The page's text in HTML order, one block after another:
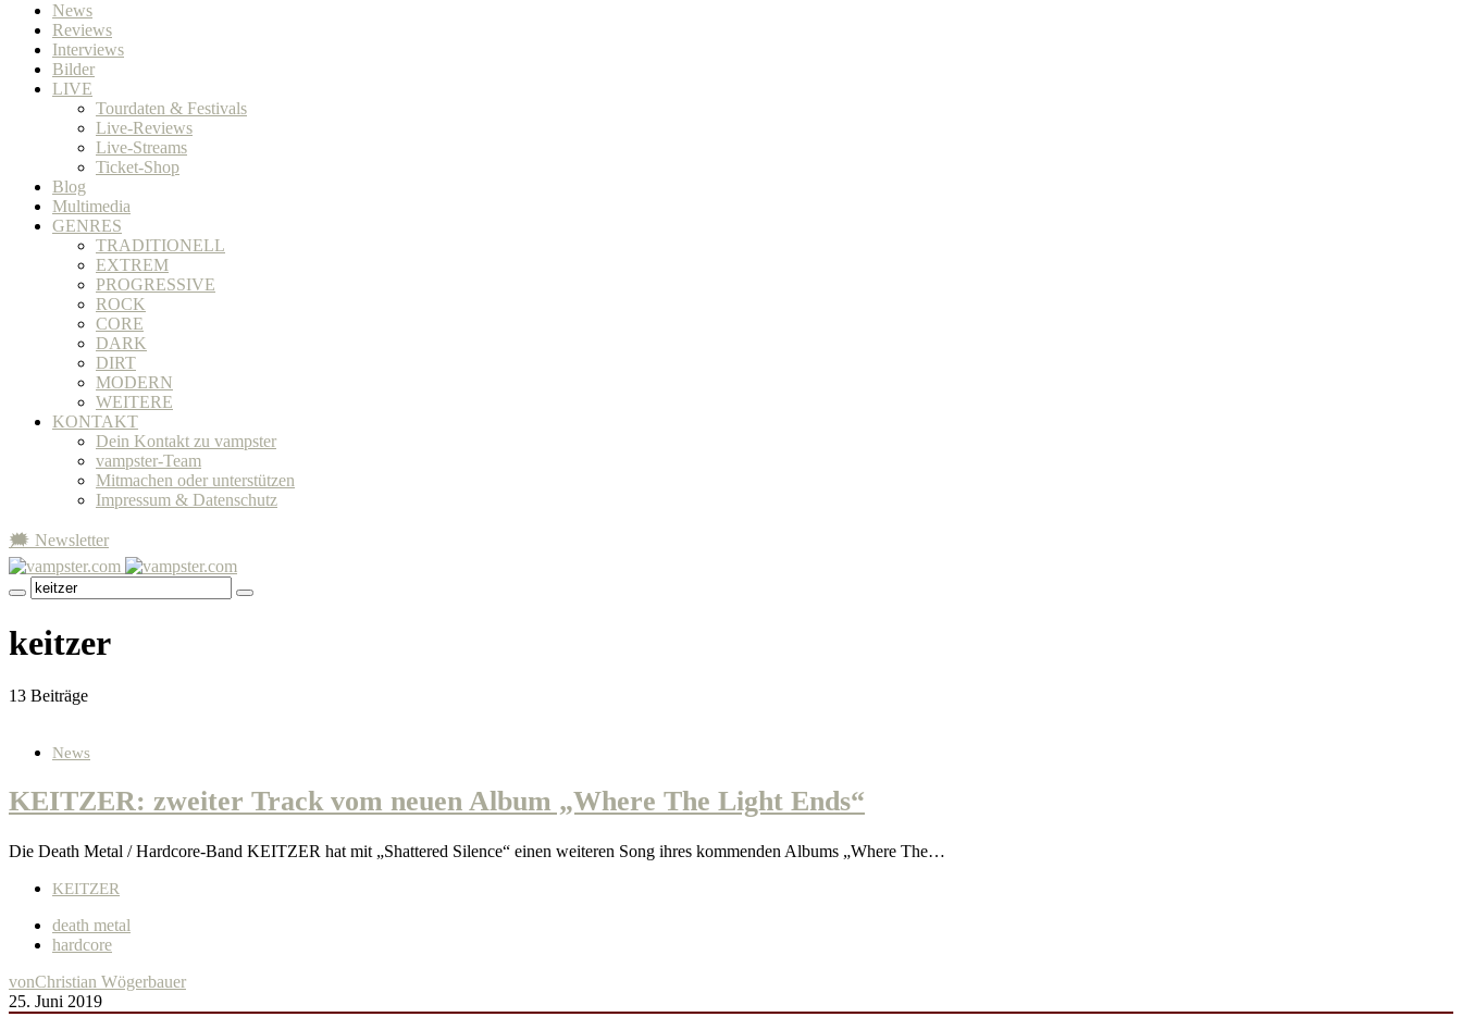
News
Reviews
Interviews
Bilder
LIVE
Tourdaten & Festivals
Live-Reviews
Live-Streams
Ticket-Shop
Blog
Multimedia
GENRES
TRADITIONELL
EXTREM
PROGRESSIVE
ROCK
CORE
DARK
DIRT
MODERN
WEITERE
KONTAKT
Dein Kontakt zu vampster
vampster-Team
Mitmachen oder unterstützen
Impressum & Datenschutz
🗯 Newsletter
keitzer
13 Beiträge
News
KEITZER: zweiter Track vom neuen Album „Where The Light Ends“
Die Death Metal / Hardcore-Band KEITZER hat mit „Shattered Silence“ einen weiteren Song ihres kommenden Albums „Where The…
KEITZER
death metal
hardcore
vonChristian Wögerbauer
25. Juni 2019